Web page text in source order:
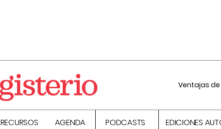
Ventajas
RECURSOS AGENDA PODCASTS EDICIONES